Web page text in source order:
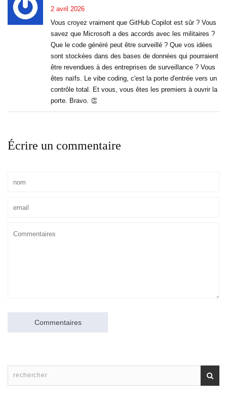
2 avril 2026
Vous croyez vraiment que GitHub Copilot est sûr ? Vous
savez que Microsoft a des accords avec les militaires ?
Que le code généré peut être surveillé ? Que vos idées
sont stockées dans des bases de données qui pourraient
être revendues à des entreprises de surveillance ? Vous
êtes naïfs. Le vibe coding, c'est la porte d'entrée vers un
contrôle total. Et vous, vous êtes les premiers à ouvrir la
porte. Bravo. 👏
Écrire un commentaire
Commentaires